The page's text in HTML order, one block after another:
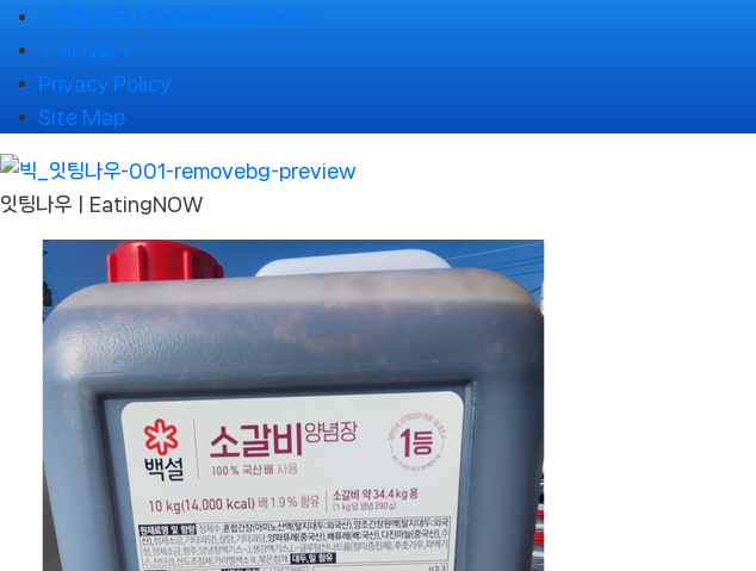
Skip
to
content
🌹잇팅나우ㅣEatingNOW 소개🌹
🌹NOWs🌹
Privacy Policy
Site Map
잇팅나우ㅣEatingNOW